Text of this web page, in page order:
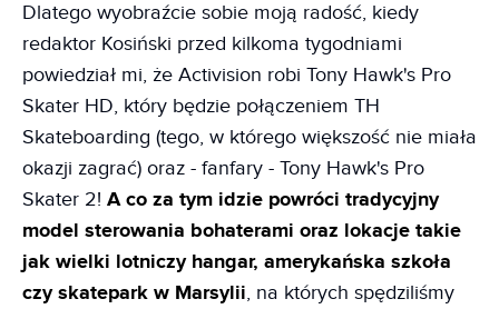
Dlatego wyobraźcie sobie moją radość, kiedy
redaktor Kosiński przed kilkoma tygodniami
powiedział mi, że Activision robi Tony Hawk's Pro
Skater HD, który będzie połączeniem TH
Skateboarding (tego, w którego większość nie miała
okazji zagrać) oraz - fanfary - Tony Hawk's Pro
Skater 2! A co za tym idzie powróci tradycyjny
model sterowania bohaterami oraz lokacje takie
jak wielki lotniczy hangar, amerykańska szkoła
czy skatepark w Marsylii, na których spędziliśmy